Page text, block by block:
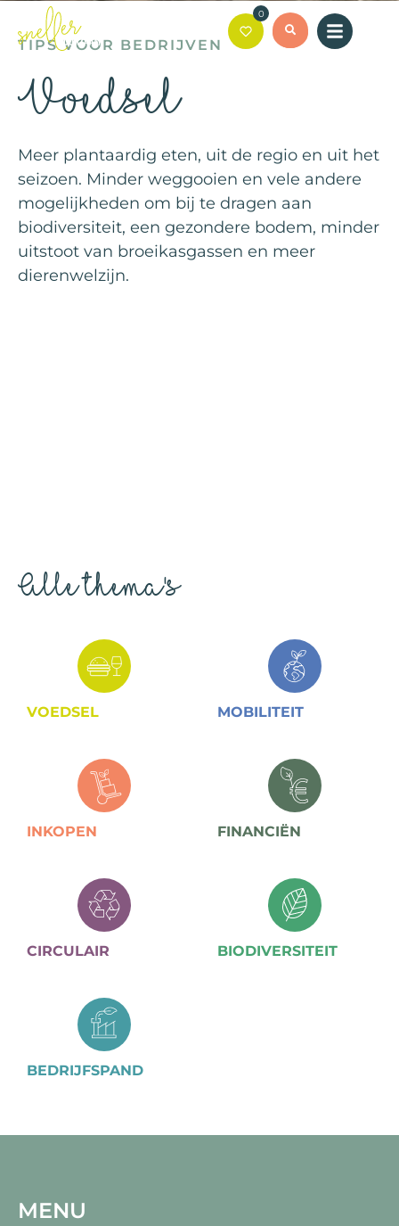
0
TIPS VOOR BEDRIJVEN
Voedsel
Meer plantaardig eten, uit de regio en uit het
seizoen. Minder weggooien en vele andere
mogelijkheden om bij te dragen aan
biodiversiteit, een gezondere bodem, minder
uitstoot van broeikasgassen en meer
dierenwelzijn.
Alle thema's
VOEDSEL MOBILITEIT
INKOPEN FINANCIËN
CIRCULAIR BIODIVERSITEIT
BEDRIJFSPAND
MENU